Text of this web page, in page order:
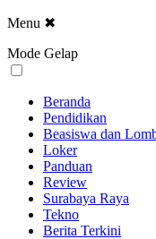
Menu ✖
Mode Gelap
Beranda
Pendidikan
Beasiswa dan
Loker
Panduan
Review
Surabaya Raya
Tekno
Berita Terkini